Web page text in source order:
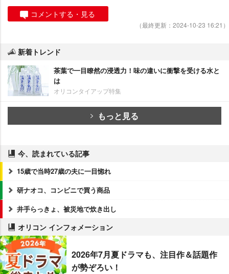
コメントする・見る
（最終更新：2024-10-23 16:21）
新着トレンド
茶葉で一目瞭然の浸透力！味の違いに衝撃を受ける水と
は
オリコンタイアップ特集
もっと見る
今、読まれている記事
15歳で当時27歳の夫に一目惚れ
研ナオコ、コンビニで買う商品
井手らっきょ、被災地で炊き出し
オリコン インフォメーション
2026年7月夏ドラマも、注目作＆話題作
が勢ぞろい！